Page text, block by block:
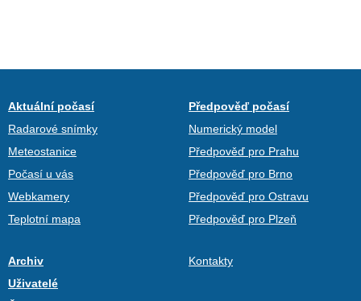
Aktuální počasí
Radarové snímky
Meteostanice
Počasí u vás
Webkamery
Teplotní mapa
Předpověď počasí
Numerický model
Předpověď pro Prahu
Předpověď pro Brno
Předpověď pro Ostravu
Předpověď pro Plzeň
Archiv
Uživatelé
Kontakty